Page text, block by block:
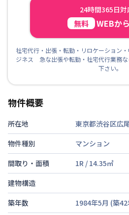
24時間365日対
無料 WEBか
社宅代行・出張・転勤・リロケーション
ジネス 急な出張や転勤・社宅代行業務
下さい。
物件概要
所在地 東京都渋谷区広
物件種別
マンション
間取り・面積
1R / 14.35㎡
建物構造
築年数
1984年5月 (築42